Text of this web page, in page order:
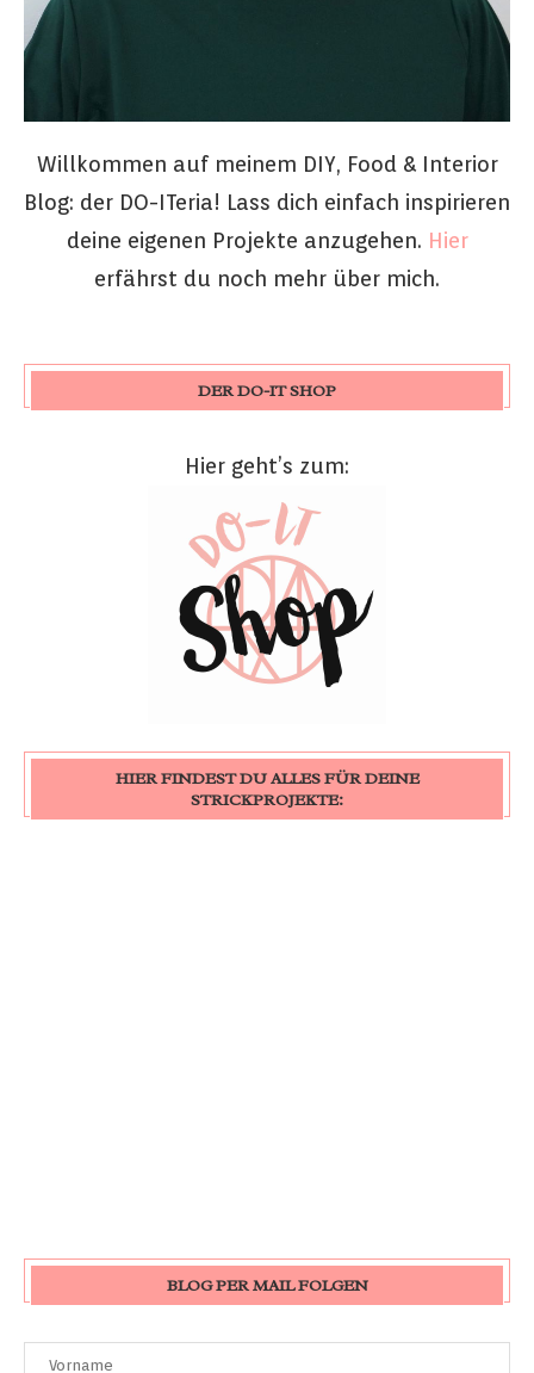
Willkommen auf meinem DIY, Food & Interior
Blog: der DO-ITeria! Lass dich einfach inspirieren
deine eigenen Projekte anzugehen. Hier
erfährst du noch mehr über mich.
DER DO-IT SHOP
Hier geht’s zum:
HIER FINDEST DU ALLES FÜR DEINE
STRICKPROJEKTE:
BLOG PER MAIL FOLGEN